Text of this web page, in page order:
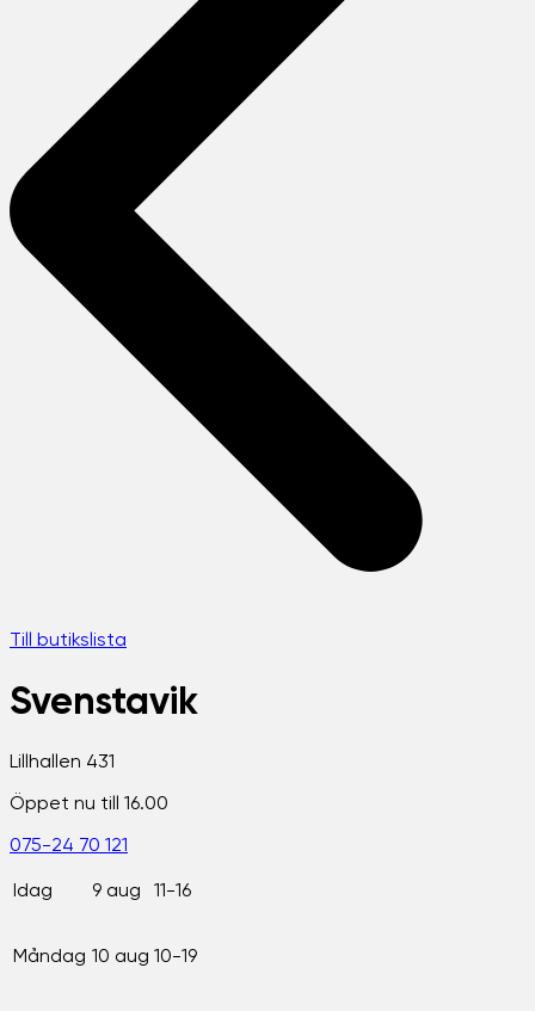
Till butikslista
Svenstavik
Lillhallen 431
Öppet nu till 16.00
075-24 70 121
Idag 9 aug 11-16
Måndag 10 aug 10-19